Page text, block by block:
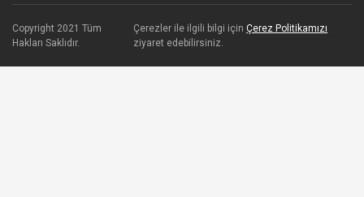
Copyright 2021 Tüm
Hakları Saklıdır.
Çerezler ile ilgili bilgi içinÇerez Politikamızı
ziyaret edebilirsiniz.